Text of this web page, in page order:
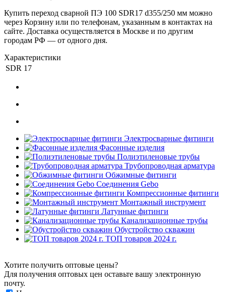
Купить переход сварной ПЭ 100 SDR17 d355/250 мм можно
через Корзину или по телефонам, указанным в контактах на
сайте. Доставка осуществляется в Москве и по другим
городам РФ — от одного дня.
Характеристики
SDR 17
Электросварные фитинги
Фасонные изделия
Полиэтиленовые трубы
Трубопроводная арматура
Обжимные фитинги
Соединения Gebo
Компрессионные фитинги
Монтажный инструмент
Латунные фитинги
Канализационные трубы
Обустройство скважин
ТОП товаров 2024 г.
Хотите получить оптовые цены?
Для получения оптовых цен оставьте вашу электронную
почту.